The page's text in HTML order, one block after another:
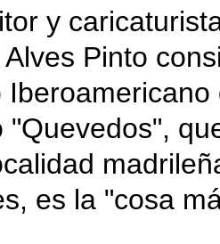
y
Pinto
Iberoamericano
"Quevedos",
es la "cosa